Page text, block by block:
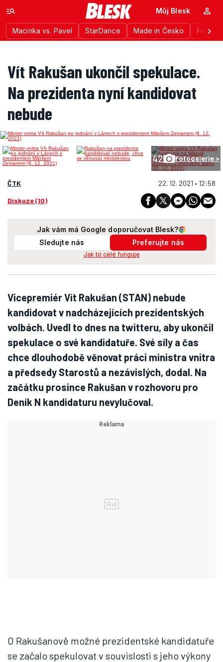
Macinka vs. Pavel StarDance Made in Česko
Můj Blesk
Vít Rakušan ukončil spekulace.
Na prezidenta nyní kandidovat
nebude
42 Fotogalerie >
ČTK 22. 12. 2021 • 12:58
Diskuze (10)
Jak vám má Google doporučovat Blesk?
Sledujte nás
Preferujte nás
Jak to celé funguje
Vicepremiér Vít Rakušan (STAN) nebude
kandidovat v nadcházejících prezidentských
volbách. Uvedl to dnes na twitteru, aby ukončil
spekulace o své kandidatuře. Své síly a čas
chce dlouhodobě věnovat práci ministra vnitra
a předsedy Starostů a nezávislých, dodal. Na
začátku prosince Rakušan v rozhovoru pro
Deník N kandidaturu nevylučoval.
O Rakušanově možné prezidentské kandidatuře
se začalo spekulovat v souvislosti s jeho výkony